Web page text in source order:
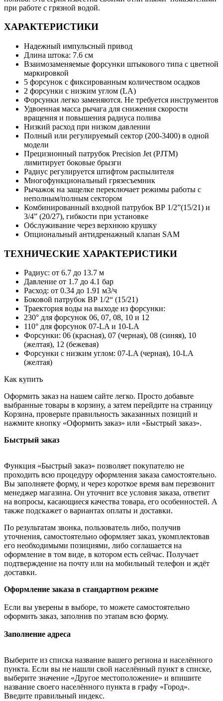
при работе с грязной водой.
ХАРАКТЕРИСТИКИ
Надежный импульсный привод
Длина штока: 7.6 см
Взаимозаменяемые форсунки штыкового типа с цветной
маркировкой
5 форсунок с фиксированным количеством осадков
2 форсунки с низким углом (LA)
Форсунки легко заменяются. Не требуется инструментов
Удвоенная масса рычага для снижения скорости
вращения и повышения радиуса полива
Низкий расход при низком давлении
Полный или регулируемый сектор (200-3400) в одной
модели
Прецизионный патрубок Precision Jet (PJTM)
лимитирует боковые брызги
Радиус регулируется штифтом распылителя
Многофункциональный грязесъемник
Рычажок на защелке переключает режимы работы с
неполным/полным сектором
Комбинированный входной патрубок ВР 1/2”(15/21) и
3/4” (20/27), гибкости при установке
Обслуживание через верхнюю крушку
Опциональный антидренажный клапан SAM
ТЕХНИЧЕСКИЕ ХАРАКТЕРИСТИКИ
Радиус: от 6.7 до 13.7 м
Давление от 1.7 до 4.1 бар
Расход: от 0.34 до 1.91 м3/ч
Боковой патрубок ВР 1/2“ (15/21)
Траектория воды на выходе из форсунки:
230° для форсунок 06, 07, 08, 10 и 12
110° для форсунок 07-LA и 10-LA
Форсунки: 06 (красная), 07 (черная), 08 (синяя), 10
(желтая), 12 (бежевая)
Форсунки с низким углом: 07-LA (черная), 10-LA
(желтая)
Как купить
Оформить заказ на нашем сайте легко. Просто добавьте
выбранные товары в корзину, а затем перейдите на страницу
Корзина, проверьте правильность заказанных позиций и
нажмите кнопку «Оформить заказ» или «Быстрый заказ».
Быстрый заказ
Функция «Быстрый заказ» позволяет покупателю не
проходить всю процедуру оформления заказа самостоятельно.
Вы заполняете форму, и через короткое время вам перезвонит
менеджер магазина. Он уточнит все условия заказа, ответит
на вопросы, касающиеся качества товара, его особенностей. А
также подскажет о вариантах оплаты и доставки.
По результатам звонка, пользователь либо, получив
уточнения, самостоятельно оформляет заказ, укомплектовав
его необходимыми позициями, либо соглашается на
оформление в том виде, в котором есть сейчас. Получает
подтверждение на почту или на мобильный телефон и ждёт
доставки.
Оформление заказа в стандартном режиме
Если вы уверены в выборе, то можете самостоятельно
оформить заказ, заполнив по этапам всю форму.
Заполнение адреса
Выберите из списка название вашего региона и населённого
пункта. Если вы не нашли свой населённый пункт в списке,
выберите значение «Другое местоположение» и впишите
название своего населённого пункта в графу «Город».
Введите правильный индекс.